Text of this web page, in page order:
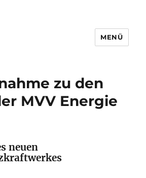
MENÜ
zu den
MVV Energie
neuen